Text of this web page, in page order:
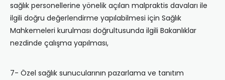
sağlık personellerine yönelik açılan malpraktis davaları ile
ilgili doğru değerlendirme yapılabilmesi için Sağlık
Mahkemeleri kurulması doğrultusunda ilgili Bakanlıklar
nezdinde çalışma yapılması,
7- Özel sağlık sunucularının pazarlama ve tanıtım